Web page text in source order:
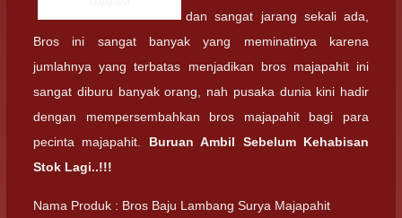
dan sangat jarang sekali ada,
Bros ini sangat banyak yang meminatinya karena
jumlahnya yang terbatas menjadikan bros majapahit ini
sangat diburu banyak orang, nah pusaka dunia kini hadir
dengan mempersembahkan bros majapahit bagi para
pecinta majapahit. Buruan Ambil Sebelum Kehabisan
Stok Lagi..!!!
Nama Produk : Bros Baju Lambang Surya Majapahit